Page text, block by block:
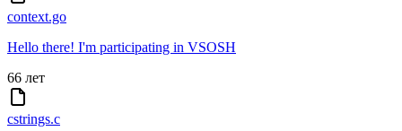
context.go
Hello there! I'm participating in VSOSH
66 лет
cstrings.c